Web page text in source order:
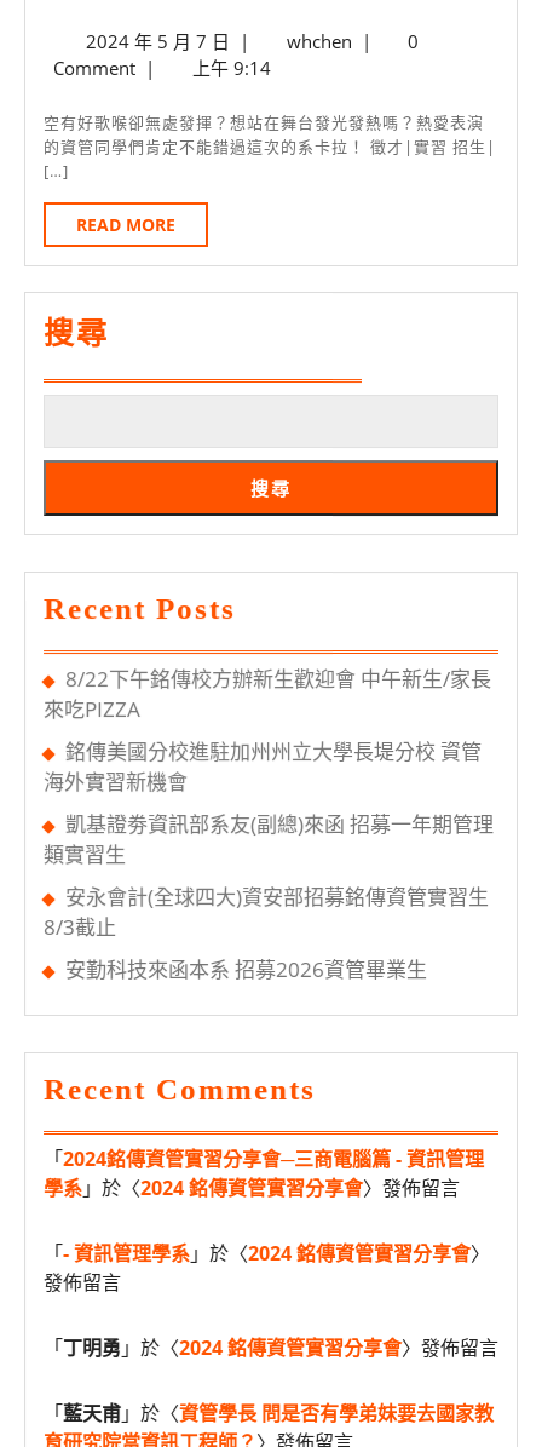
先
報
名
中
年
度
外
校
生
校
傳
修
意
項
2024 年 5 月 7 日 2024
年
月
7
| whchenwhchen
|
0
Comment | 上午 9:14
空有好歌喉卻無處發揮？想站在舞台發光發熱嗎？熱愛表演
的資管同學們肯定不能錯過這次的系卡拉！ 徵才|實習 招生|
[…]
READ MORE
MORE
搜尋
搜尋
Recent Posts
8/22下午銘傳校方辦新生歡迎會 中午新生/家長
來吃PIZZA
銘傳美國分校進駐加州州立大學長堤分校 資管
海外實習新機會
凱基證劵資訊部系友(副總)來函 招募一年期管理
類實習生
安永會計(全球四大)資安部招募銘傳資管實習生
8/3截止
安勤科技來函本系 招募2026資管畢業生
Recent Comments
「2024銘傳資管實習分享會─三商電腦篇 - 資訊管理
學系」於〈2024 銘傳資管實習分享會〉發佈留言
「- 資訊管理學系」於〈2024 銘傳資管實習分享會〉
發佈留言
「丁明勇 」於〈2024 銘傳資管實習分享會〉發佈留言
「藍天甫」於〈資管學長 問是否有學弟妹要去國家教
育研究院當資訊工程師？〉發佈留言